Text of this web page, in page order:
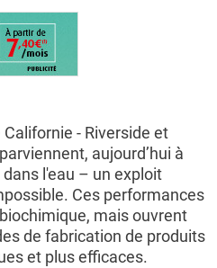
- Riverside et
aujourd’hui à
l'eau – un exploit
Ces performances
mais ouvrent
de fabrication de produits
et plus efficaces.